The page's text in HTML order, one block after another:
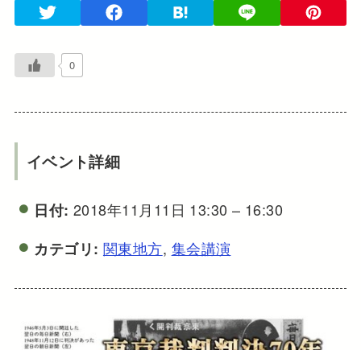
0
イベント詳細
日付: 2018年11月11日 13:30 – 16:30
カテゴリ: 関東地方, 集会講演